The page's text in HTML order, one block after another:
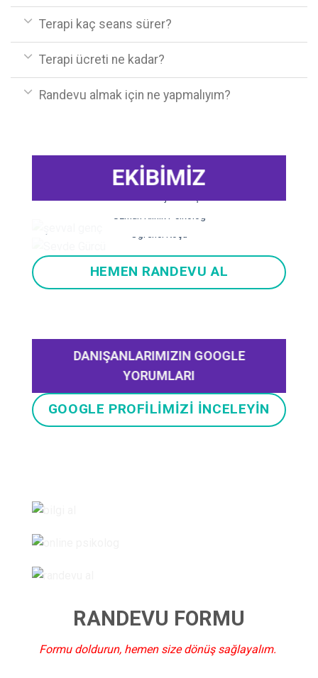
Terapi kaç seans sürer?
Terapi ücreti ne kadar?
Randevu almak için ne yapmalıyım?
EKİBİMİZ
Zülal Nur ALMASARANI
Şevval GENÇ
Sevde GÜRCÜ
Öğrenci Koçu
HEMEN RANDEVU AL
DANIŞANLARIMIZIN GOOGLE
YORUMLARI
GOOGLE PROFİLİMİZİ İNCELEYİN
RANDEVU FORMU
Formu doldurun, hemen size dönüş sağlayalım.